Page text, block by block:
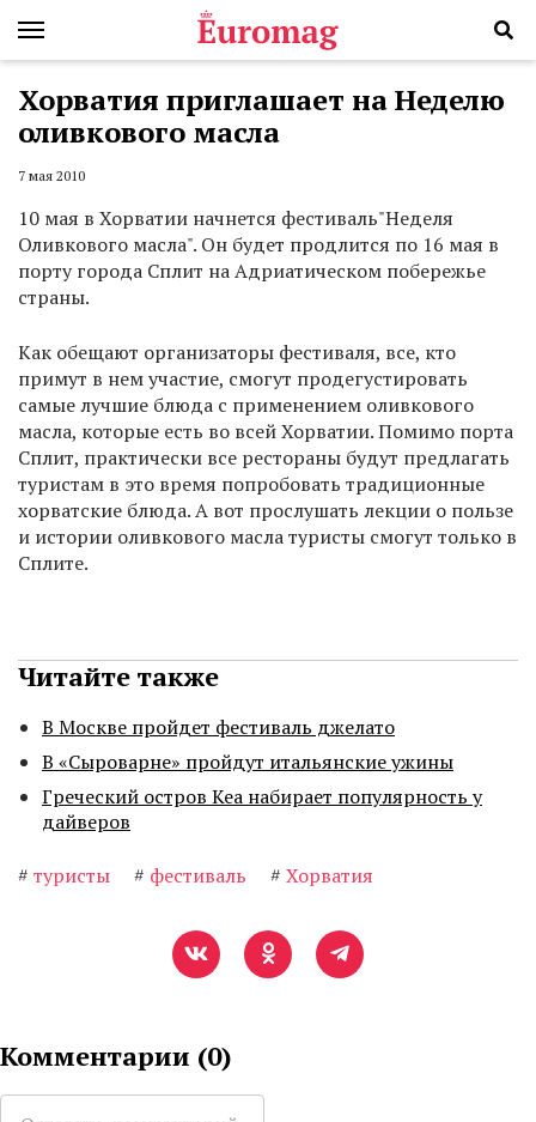
Хорватия приглашает на Неделю
оливкового масла
7 мая 2010
10 мая в Хорватии начнется фестиваль"Неделя
Оливкового масла". Он будет продлится по 16 мая в
порту города Сплит на Адриатическом побережье
страны.
Как обещают организаторы фестиваля, все, кто
примут в нем участие, смогут продегустировать
самые лучшие блюда с применением оливкового
масла, которые есть во всей Хорватии. Помимо порта
Сплит, практически все рестораны будут предлагать
туристам в это время попробовать традиционные
хорватские блюда. А вот прослушать лекции о пользе
и истории оливкового масла туристы смогут только в
Сплите.
Читайте также
В Москве пройдет фестиваль джелато
В «Сыроварне» пройдут итальянские ужины
Греческий остров Кеа набирает популярность у
дайверов
# туристы # фестиваль # Хорватия
Комментарии (0)